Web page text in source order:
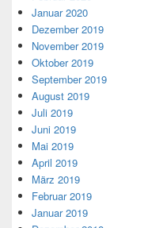
Januar 2020
Dezember 2019
November 2019
Oktober 2019
September 2019
August 2019
Juli 2019
Juni 2019
Mai 2019
April 2019
März 2019
Februar 2019
Januar 2019